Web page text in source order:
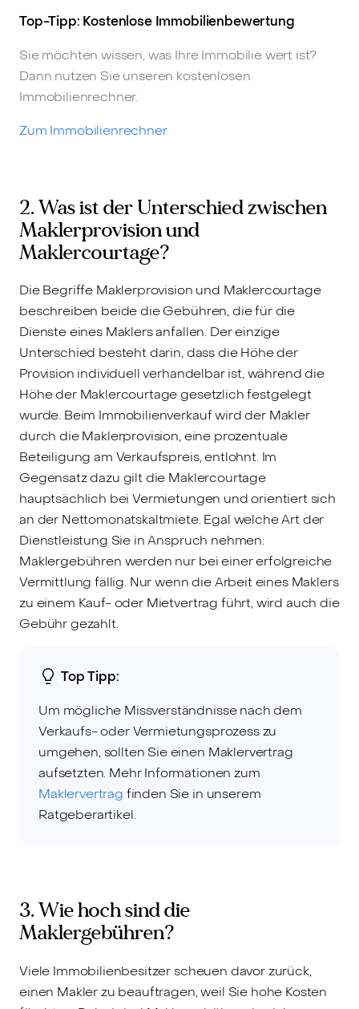
Top-Tipp: Kostenlose Immobilienbewertung
Sie möchten wissen, was Ihre Immobilie wert ist?
Dann nutzen Sie unseren kostenlosen
Immobilienrechner.
Zum Immobilienrechner
2. Was ist der Unterschied zwischen
Maklerprovision und
Maklercourtage?
Die Begriffe Maklerprovision und Maklercourtage
beschreiben beide die Gebühren, die für die
Dienste eines Maklers anfallen. Der einzige
Unterschied besteht darin, dass die Höhe der
Provision individuell verhandelbar ist, während die
Höhe der Maklercourtage gesetzlich festgelegt
wurde. Beim Immobilienverkauf wird der Makler
durch die Maklerprovision, eine prozentuale
Beteiligung am Verkaufspreis, entlohnt. Im
Gegensatz dazu gilt die Maklercourtage
hauptsächlich bei Vermietungen und orientiert sich
an der Nettomonatskaltmiete. Egal welche Art der
Dienstleistung Sie in Anspruch nehmen:
Maklergebühren werden nur bei einer erfolgreiche
Vermittlung fällig. Nur wenn die Arbeit eines Maklers
zu einem Kauf- oder Mietvertrag führt, wird auch die
Gebühr gezahlt.
Top Tipp:
Um mögliche Missverständnisse nach dem
Verkaufs- oder Vermietungsprozess zu
umgehen, sollten Sie einen Maklervertrag
aufsetzten. Mehr Informationen zum
Maklervertrag finden Sie in unserem
Ratgeberartikel.
3. Wie hoch sind die
Maklergebühren?
Viele Immobilienbesitzer scheuen davor zurück,
einen Makler zu beauftragen, weil Sie hohe Kosten